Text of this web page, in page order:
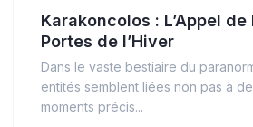
Karakoncolos : L’Appel de
Portes de l’Hiver
Dans le vaste bestiaire du
entités semblent liées non pas à
moments précis...